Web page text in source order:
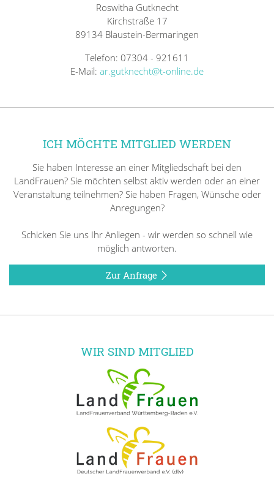
Roswitha Gutknecht
Kirchstraße 17
89134 Blaustein-Bermaringen
Telefon: 07304 - 921611
E-Mail: ar.gutknecht@t-online.de
ICH MÖCHTE MITGLIED WERDEN
Sie haben Interesse an einer Mitgliedschaft bei den
LandFrauen? Sie möchten selbst aktiv werden oder an einer
Veranstaltung teilnehmen? Sie haben Fragen, Wünsche oder
Anregungen?
Schicken Sie uns Ihr Anliegen - wir werden so schnell wie
möglich antworten.
Zur Anfrage
WIR SIND MITGLIED